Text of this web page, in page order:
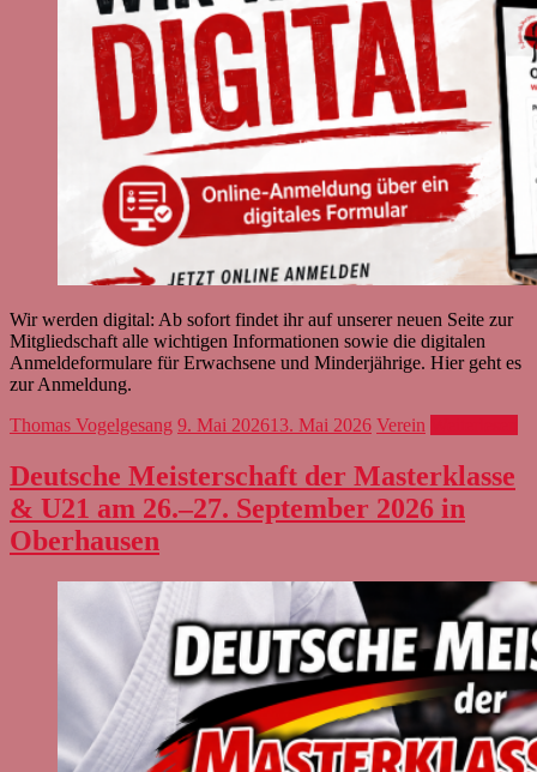
Wir werden digital: Ab sofort findet ihr auf unserer neuen Seite zur
Mitgliedschaft alle wichtigen Informationen sowie die digitalen
Anmeldeformulare für Erwachsene und Minderjährige. Hier geht es
zur Anmeldung.
Thomas Vogelgesang 9. Mai 202613. Mai 2026 Verein
Deutsche Meisterschaft der Masterklasse
& U21 am 26.–27. September 2026 in
Oberhausen